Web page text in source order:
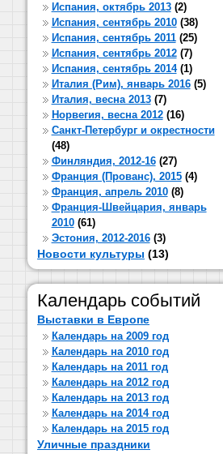
Испания, октябрь 2013(2)
Испания, сентябрь 2010(38)
Испания, сентябрь 2011(25)
Испания, сентябрь 2012(7)
Испания, сентябрь 2014(1)
Италия (Рим), январь 2016(5)
Италия, весна 2013(7)
Норвегия, весна 2012(16)
Санкт-Петербург и окрестности
(48)
Финляндия, 2012-16(27)
Франция (Прованс), 2015(4)
Франция, апрель 2010(8)
Франция-Швейцария, январь
2010(61)
Эстония, 2012-2016(3)
Новости культуры (13)
Календарь событий
Выставки в Европе
Календарь на 2009 год
Календарь на 2010 год
Календарь на 2011 год
Календарь на 2012 год
Календарь на 2013 год
Календарь на 2014 год
Календарь на 2015 год
Уличные праздники